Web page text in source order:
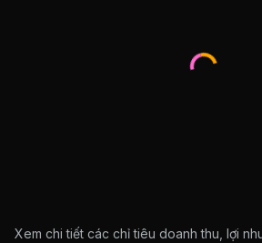
Xem chi tiết các chỉ tiêu doanh thu, lợi